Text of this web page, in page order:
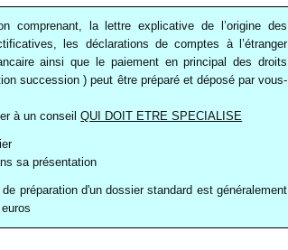
comprenant, la lettre explicative de l’origine des
les déclarations de comptes à l’étranger
ainsi que le paiement en principal des droits
succession ) peut être préparé et déposé par vous-
à un conseilQUI DOIT ETRE SPECIALISE
sa présentation
préparation d'un dossier standard est généralement